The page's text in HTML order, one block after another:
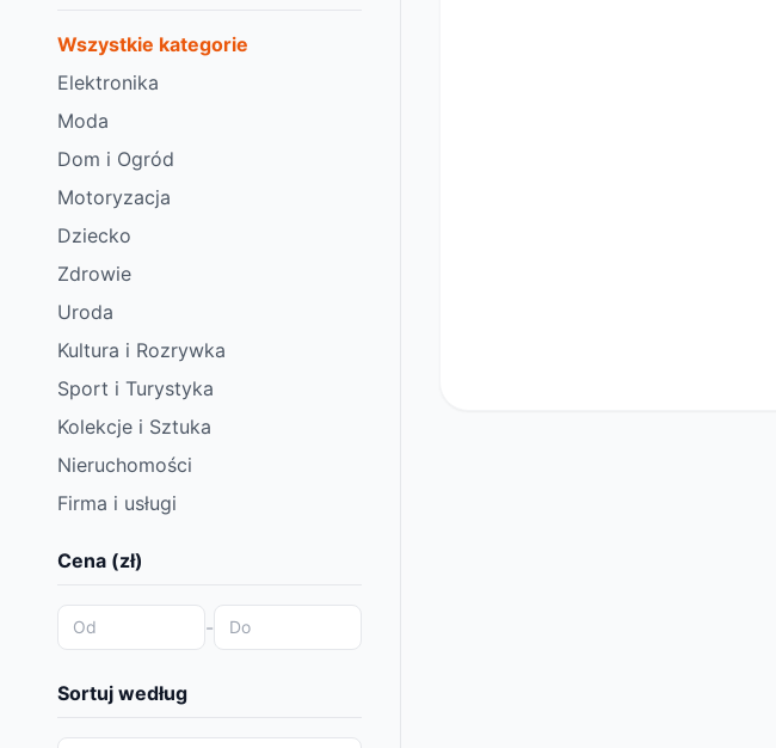
Wszystkie kategorie
Elektronika
Moda
Dom i Ogród
Motoryzacja
Dziecko
Zdrowie
Uroda
Kultura i Rozrywka
Sport i Turystyka
Kolekcje i Sztuka
Nieruchomości
Firma i usługi
Cena (zł)
-
Sortuj według